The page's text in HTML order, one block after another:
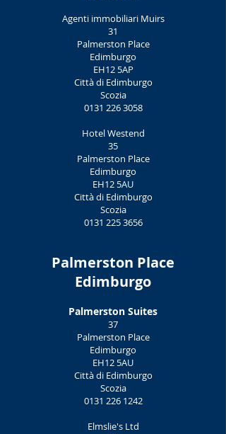
Agenti immobiliari Muirs
31
Palmerston Place
Edimburgo
EH12 5AP
Città di Edimburgo
Scozia
0131 226 3058
Hotel Westend
35
Palmerston Place
Edimburgo
EH12 5AU
Città di Edimburgo
Scozia
0131 225 3656
Palmerston Place
Edimburgo
Palmerston Suites
37
Palmerston Place
Edimburgo
EH12 5AU
Città di Edimburgo
Scozia
0131 226 1242
Elmslie's Ltd